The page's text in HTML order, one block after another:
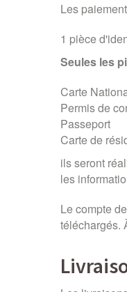
Les
1 pièce
Seules les
Carte
Permis de
Passeport
Carte de
ils seront
les
Le compte
téléchargés.